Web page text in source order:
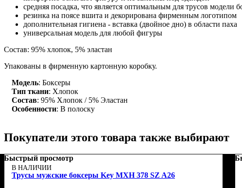
средняя посадка, что является оптимальным для трусов модели
резинка на поясе вшита и декорирована фирменным логотипом
дополнительная гигиена - вставка (двойное дно) в области паха
универсальная модель для любой фигуры
Состав: 95% хлопок, 5% эластан
Упакованы в фирменную картонную коробку.
Модель: Боксеры
Тип ткани: Хлопок
Состав: 95% Хлопок / 5% Эластан
Особенности: В полоску
Покупатели этого товара также выбирают
Быстрый просмотр
В НАЛИЧИИ
Трусы мужские боксеры Key MXH 378 SZ A26